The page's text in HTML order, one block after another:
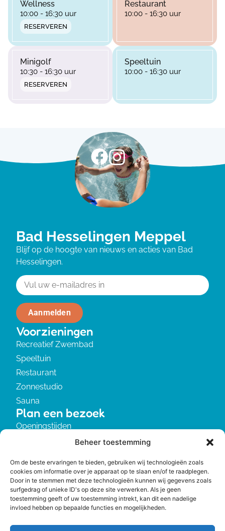
Beheer toestemming
Om de beste ervaringen te bieden, gebruiken wij technologieën zoals
cookies om informatie over je apparaat op te slaan en/of te raadplegen.
Door in te stemmen met deze technologieën kunnen wij gegevens zoals
surfgedrag of unieke ID's op deze site verwerken. Als je geen
toestemming geeft of uw toestemming intrekt, kan dit een nadelige
invloed hebben op bepaalde functies en mogelijkheden.
Wellness
10:00 - 16:30 uur
RESERVEREN
Restaurant
10:00 - 16:30 uur
Minigolf
10:30 - 16:30 uur
RESERVEREN
Speeltuin
10:00 - 16:30 uur
Bad Hesselingen Meppel
Blijf op de hoogte van nieuws en acties van Bad
Hesselingen.
Aanmelden
Voorzieningen
Recreatief Zwembad
Speeltuin
Restaurant
Zonnestudio
Sauna
Plan een bezoek
Openingstijden
Informatie
Over ons
Privacyverklaring
Contact